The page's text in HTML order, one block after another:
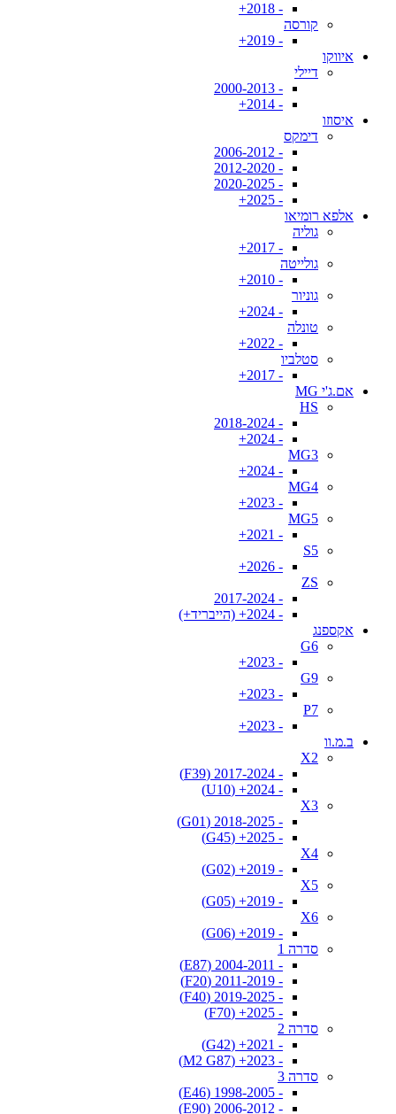
- 2018+
קורסה
- 2019+
איווקו
דיילי
- 2000-2013
- 2014+
איסוזו
דימקס
- 2006-2012
- 2012-2020
- 2020-2025
- 2025+
אלפא רומיאו
גוליה
- 2017+
גולייטה
- 2010+
גוניור
- 2024+
טונלה
- 2022+
סטלביו
- 2017+
אם.ג'י MG
HS
- 2018-2024
- 2024+
MG3
- 2024+
MG4
- 2023+
MG5
- 2021+
S5
- 2026+
ZS
- 2017-2024
- 2024+ (הייבריד+)
אקספנג
G6
- 2023+
G9
- 2023+
P7
- 2023+
ב.מ.וו
X2
- 2017-2024 (F39)
- 2024+ (U10)
X3
- 2018-2025 (G01)
- 2025+ (G45)
X4
- 2019+ (G02)
X5
- 2019+ (G05)
X6
- 2019+ (G06)
סדרה 1
- 2004-2011 (E87)
- 2011-2019 (F20)
- 2019-2025 (F40)
- 2025+ (F70)
סדרה 2
- 2021+ (G42)
- 2023+ (M2 G87)
סדרה 3
- 1998-2005 (E46)
- 2006-2012 (E90)